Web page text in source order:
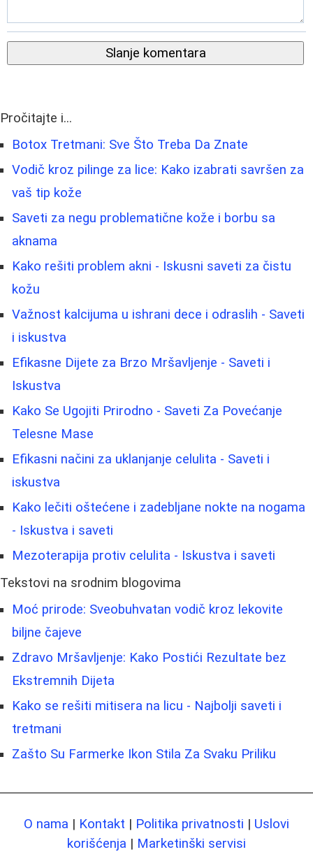
Slanje komentara
Pročitajte i...
Botox Tretmani: Sve Što Treba Da Znate
Vodič kroz pilinge za lice: Kako izabrati savršen za
vaš tip kože
Saveti za negu problematične kože i borbu sa
aknama
Kako rešiti problem akni - Iskusni saveti za čistu
kožu
Važnost kalcijuma u ishrani dece i odraslih - Saveti
i iskustva
Efikasne Dijete za Brzo Mršavljenje - Saveti i
Iskustva
Kako Se Ugojiti Prirodno - Saveti Za Povećanje
Telesne Mase
Efikasni načini za uklanjanje celulita - Saveti i
iskustva
Kako lečiti oštećene i zadebljane nokte na nogama
- Iskustva i saveti
Mezoterapija protiv celulita - Iskustva i saveti
Tekstovi na srodnim blogovima
Moć prirode: Sveobuhvatan vodič kroz lekovite
biljne čajeve
Zdravo Mršavljenje: Kako Postići Rezultate bez
Ekstremnih Dijeta
Kako se rešiti mitisera na licu - Najbolji saveti i
tretmani
Zašto Su Farmerke Ikon Stila Za Svaku Priliku
O nama | Kontakt | Politika privatnosti | Uslovi
korišćenja | Marketinški servisi